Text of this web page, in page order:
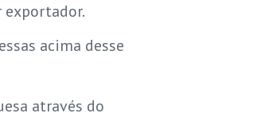
exportador.
acima desse
através do